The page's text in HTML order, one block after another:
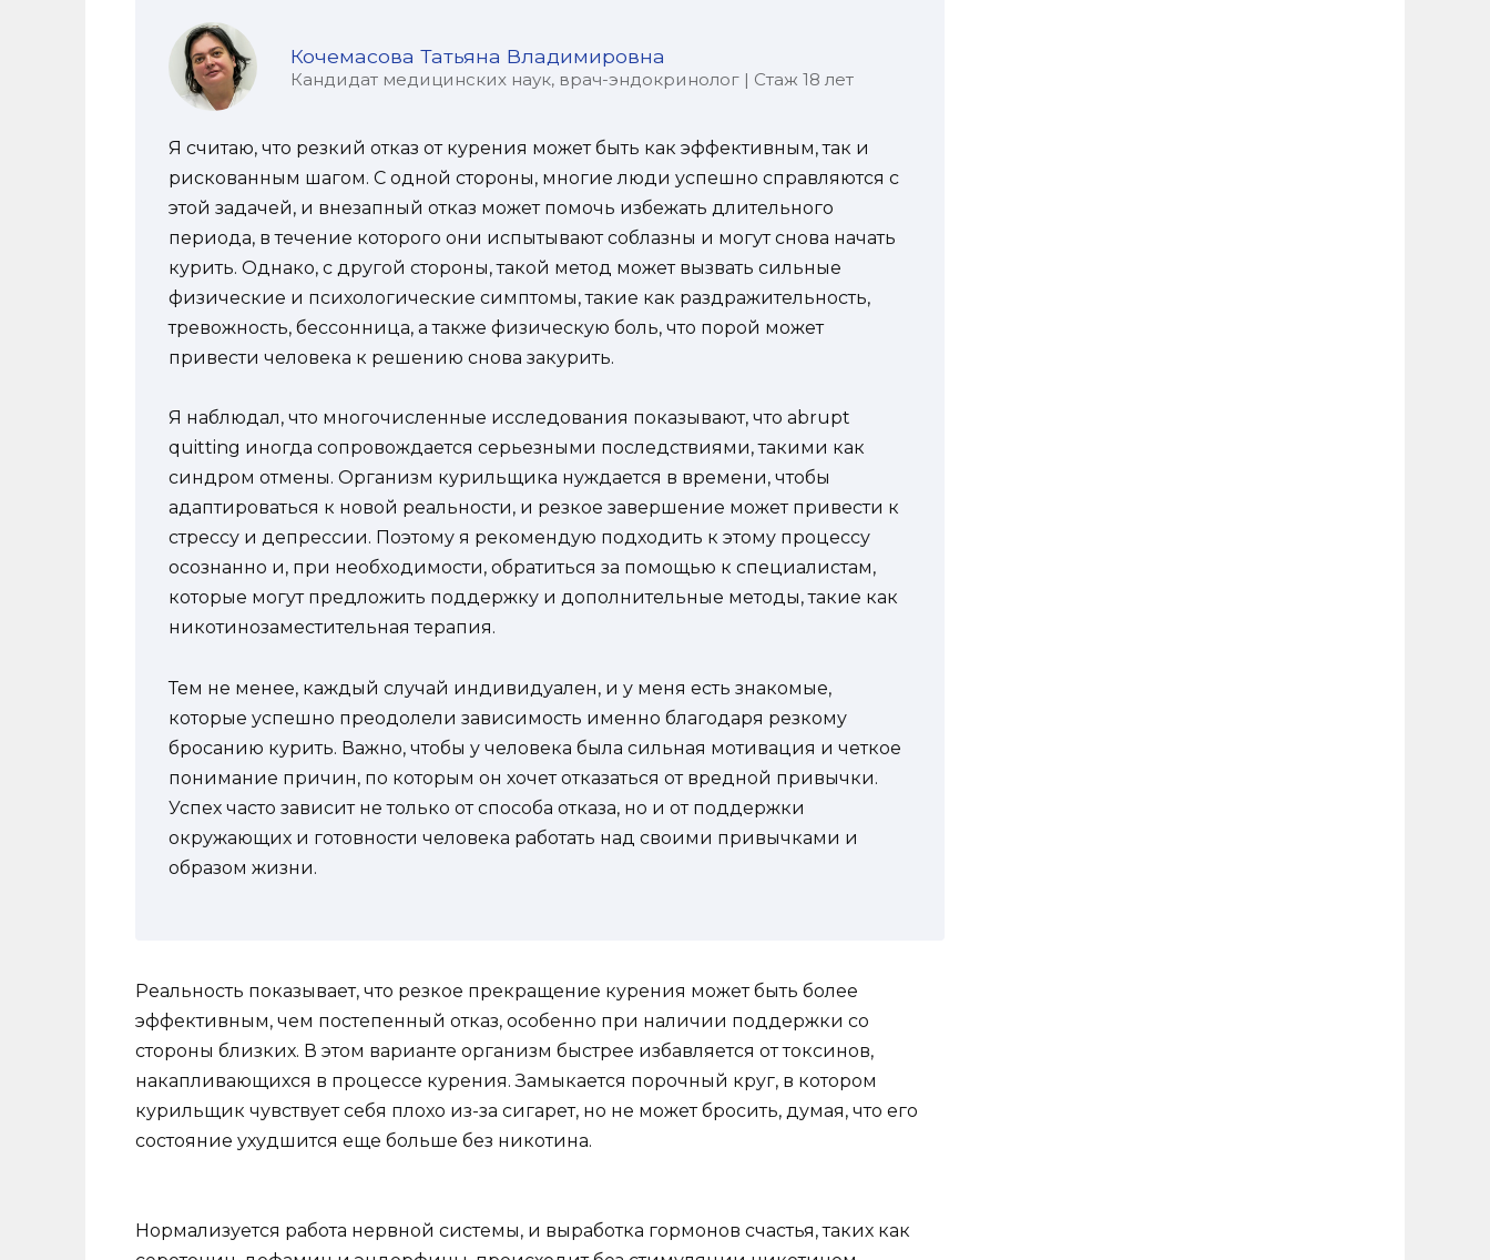
Кочемасова Татьяна Владимировна
Кандидат медицинских наук, врач-эндокринолог | Стаж 18 лет
Я считаю, что резкий отказ от курения может быть как эффективным, так и
рискованным шагом. С одной стороны, многие люди успешно справляются с
этой задачей, и внезапный отказ может помочь избежать длительного
периода, в течение которого они испытывают соблазны и могут снова начать
курить. Однако, с другой стороны, такой метод может вызвать сильные
физические и психологические симптомы, такие как раздражительность,
тревожность, бессонница, а также физическую боль, что порой может
привести человека к решению снова закурить.
Я наблюдал, что многочисленные исследования показывают, что abrupt
quitting иногда сопровождается серьезными последствиями, такими как
синдром отмены. Организм курильщика нуждается в времени, чтобы
адаптироваться к новой реальности, и резкое завершение может привести к
стрессу и депрессии. Поэтому я рекомендую подходить к этому процессу
осознанно и, при необходимости, обратиться за помощью к специалистам,
которые могут предложить поддержку и дополнительные методы, такие как
никотинозаместительная терапия.
Тем не менее, каждый случай индивидуален, и у меня есть знакомые,
которые успешно преодолели зависимость именно благодаря резкому
бросанию курить. Важно, чтобы у человека была сильная мотивация и четкое
понимание причин, по которым он хочет отказаться от вредной привычки.
Успех часто зависит не только от способа отказа, но и от поддержки
окружающих и готовности человека работать над своими привычками и
образом жизни.
Реальность показывает, что резкое прекращение курения может быть более
эффективным, чем постепенный отказ, особенно при наличии поддержки со
стороны близких. В этом варианте организм быстрее избавляется от токсинов,
накапливающихся в процессе курения. Замыкается порочный круг, в котором
курильщик чувствует себя плохо из-за сигарет, но не может бросить, думая, что его
состояние ухудшится еще больше без никотина.
Нормализуется работа нервной системы, и выработка гормонов счастья, таких как